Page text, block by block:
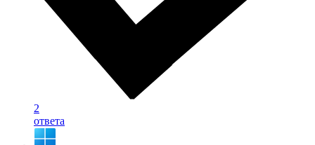
2
ответа